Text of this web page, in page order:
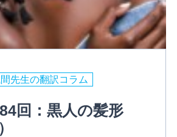
先生の翻訳コラム
回：黒人の髪形